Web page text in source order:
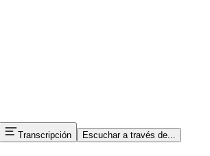
Transcripción Escuchar a través de...